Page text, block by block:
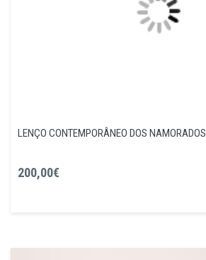
LENÇO CONTEMPORÂNEO DOS NAMORADOS
200,00€